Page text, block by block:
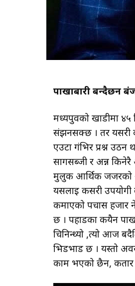
पाखाबारी बन्दैछन
मध्यपुर्वको खाडीमा
संझनसक्छ । तर यसरी
एउटा गंभिर प्रश्न उठन
सागसब्जी र अन्न
मुलुक आर्थिक जर्जरको
यसलाई कसरी उपयोगी
कमाएको पचास हजार
छ । पहाडका कयैन
चिनिन्थ्यो ,त्यो आज
भिडभाड छ । यस्तो
काम भएको छैन, कतार